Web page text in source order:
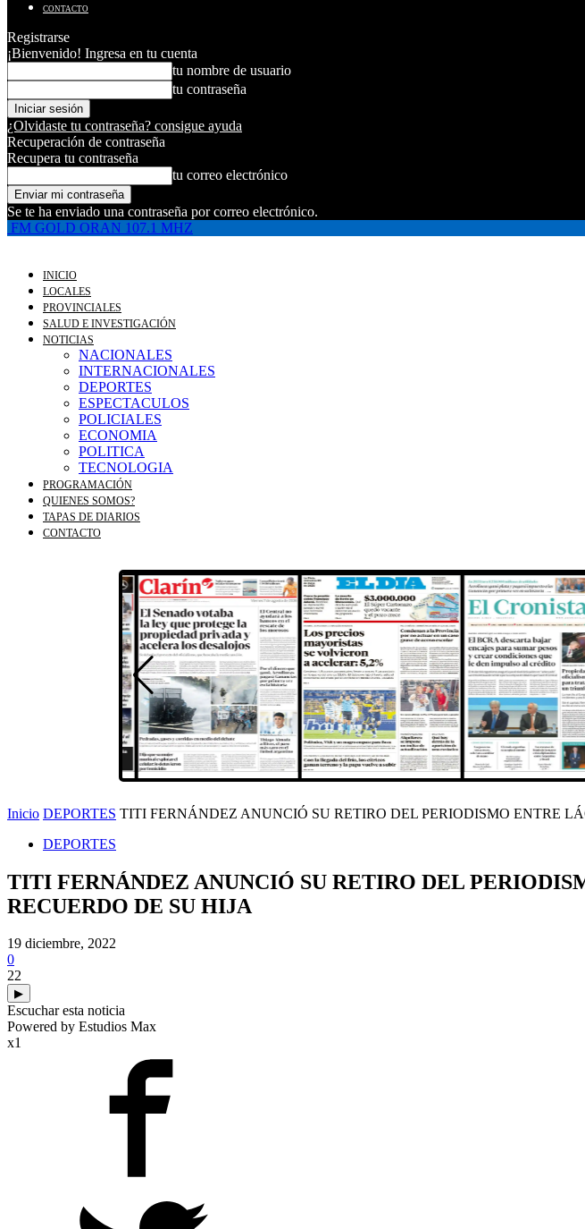
CONTACTO
Registrarse
¡Bienvenido! Ingresa en tu cuenta
tu nombre de usuario
tu contraseña
¿Olvidaste tu contraseña? consigue ayuda
Recuperación de contraseña
Recupera tu contraseña
tu correo electrónico
Se te ha enviado una contraseña por correo electrónico.
FM GOLD ORAN 107.1 MHZ
INICIO
LOCALES
PROVINCIALES
SALUD E INVESTIGACIÓN
NOTICIAS
NACIONALES
INTERNACIONALES
DEPORTES
ESPECTACULOS
POLICIALES
ECONOMIA
POLITICA
TECNOLOGIA
PROGRAMACIÓN
QUIENES SOMOS?
TAPAS DE DIARIOS
CONTACTO
Inicio DEPORTES TITI FERNÁNDEZ ANUNCIÓ SU RETIRO DEL PERIODISMO ENTRE
DEPORTES
TITI FERNÁNDEZ ANUNCIÓ SU RETIRO DEL
RECUERDO DE SU HIJA
19 diciembre, 2022
0
22
▶
Escuchar esta noticia
Powered by Estudios Max
x1